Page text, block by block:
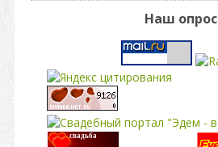
Наш опрос
свадьба